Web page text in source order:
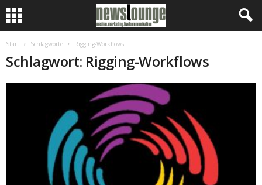
Start Schlagworte Rigging-Workflows
Schlagwort: Rigging-Workflows